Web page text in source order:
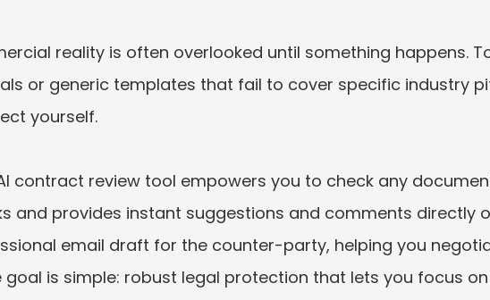
reality is often overlooked until something happens.
or generic templates that fail to cover specific industry
yourself.
contract review tool empowers you to check any
and provides instant suggestions and comments directly
email draft for the counter-party, helping you
goal is simple: robust legal protection that lets you focus